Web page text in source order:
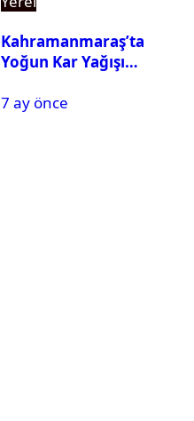
Kahramanmaraş’ta
Yoğun Kar Yağışı
Tatil
7 ay önce